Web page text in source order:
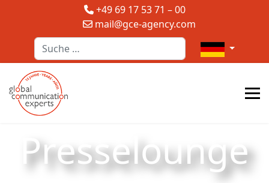
+49 69 17 53 71 – 00
mail@gce-agency.com
Suchen
Sprache
Presselounge